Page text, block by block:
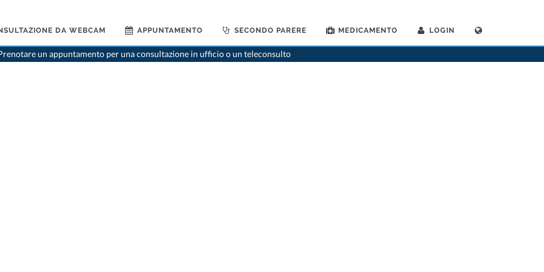
DA WEBCAM APPUNTAMENTO SECONDO PARERE MEDICAMENTO LOGIN
un appuntamento per una consultazione in ufficio o un teleconsulto
>Dentista>Bern>Dr. Markus Neuwirth